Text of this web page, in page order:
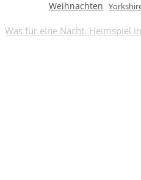
Weihnachten
Was für eine Nacht. Heimspiel